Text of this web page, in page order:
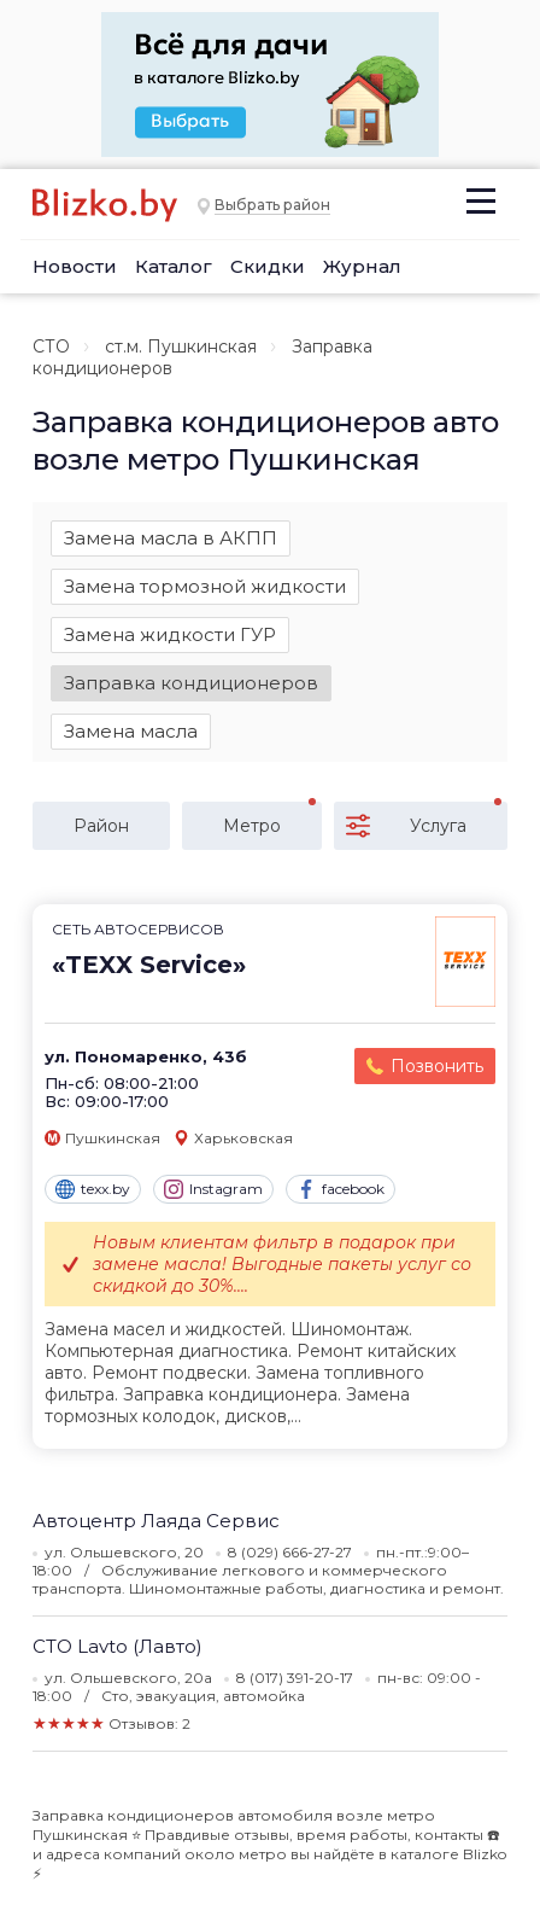
Выбрать район
Новости Каталог Скидки Журнал
СТО ст.м. Пушкинская
Заправка
кондиционеров
Заправка кондиционеров авто
возле метро Пушкинская
Замена масла в АКПП
Замена тормозной жидкости
Замена жидкости ГУР
Заправка кондиционеров
Замена масла
Район Метро Услуга
СЕТЬ АВТОСЕРВИСОВ
«TEXX Service»
ул. Пономаренко, 43б
Пн-сб: 08:00-21:00
Вс: 09:00-17:00
Позвонить
Пушкинская Харьковская
texx.by Instagram facebook
Замена масел и жидкостей. Шиномонтаж.
Компьютерная диагностика. Ремонт китайских
авто. Ремонт подвески. Замена топливного
фильтра. Заправка кондиционера. Замена
тормозных колодок, дисков,...
Новым клиентам фильтр в подарок при
замене масла! Выгодные пакеты услуг со
скидкой до 30%....
Автоцентр Лаяда Сервис
ул. Ольшевского, 20 8 (029) 666-27-27
пн.-пт.:9:00–
18:00
Обслуживание легкового и коммерческого
транспорта. Шиномонтажные работы, диагностика и ремонт.
СТО Lavto (Лавто)
ул. Ольшевского, 20а 8 (017) 391-20-17
пн-вс: 09:00 -
18:00
Сто, эвакуация, автомойка
★★★★★ Отзывов: 2
Заправка кондиционеров автомобиля возле метро
Пушкинская ⭐️ Правдивые отзывы, время работы, контакты ☎️
и адреса компаний около метро вы найдёте в каталоге Blizko
⚡️